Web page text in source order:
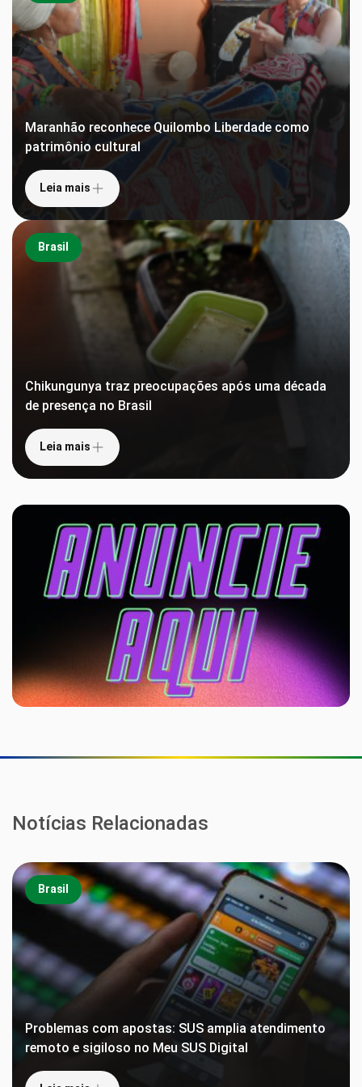
Maranhão reconhece Quilombo Liberdade como
patrimônio cultural
Leia mais
Brasil
Chikungunya traz preocupações após uma década
de presença no Brasil
Leia mais
Notícias Relacionadas
Brasil
Problemas com apostas: SUS amplia atendimento
remoto e sigiloso no Meu SUS Digital